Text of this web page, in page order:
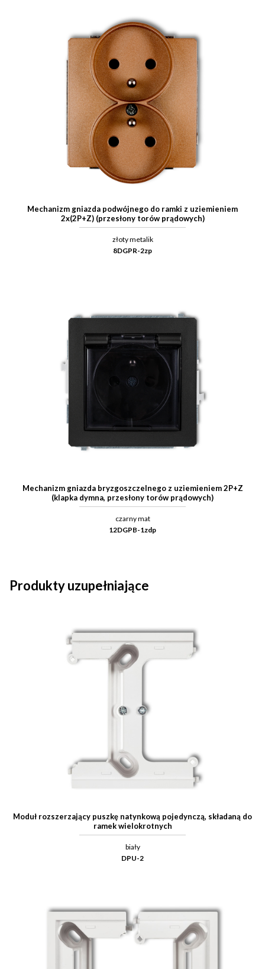
Mechanizm gniazda podwójnego do ramki z uziemieniem
2x(2P+Z) (przesłony torów prądowych)
złoty metalik
8DGPR-2zp
Mechanizm gniazda bryzgoszczelnego z uziemieniem 2P+Z
(klapka dymna, przesłony torów prądowych)
czarny mat
12DGPB-1zdp
Produkty uzupełniające
Moduł rozszerzający puszkę natynkową pojedynczą, składaną do
ramek wielokrotnych
biały
DPU-2